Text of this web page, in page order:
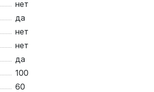
нет
да
нет
нет
да
100
60